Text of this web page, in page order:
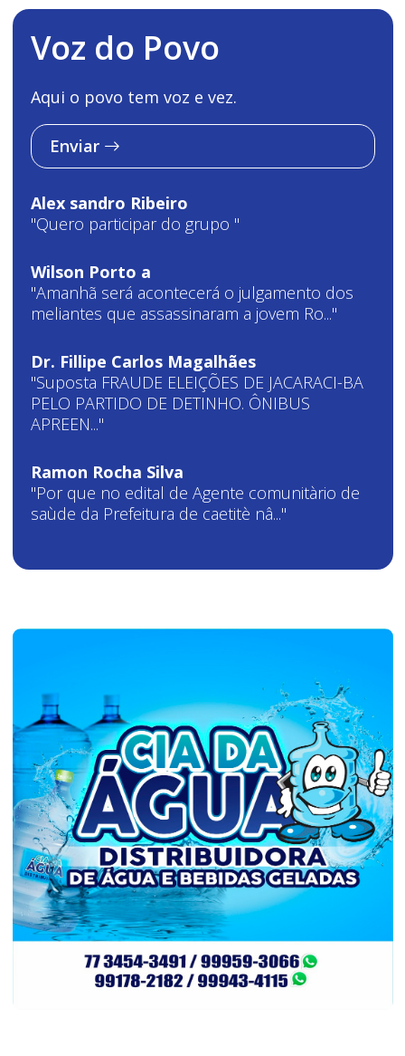
Voz do Povo
Aqui o povo tem voz e vez.
Enviar
Alex sandro Ribeiro
"Quero participar do grupo "
Wilson Porto a
"Amanhã será acontecerá o julgamento dos
meliantes que assassinaram a jovem Ro..."
Dr. Fillipe Carlos Magalhães
"Suposta FRAUDE ELEIÇÕES DE JACARACI-BA
PELO PARTIDO DE DETINHO. ÔNIBUS
APREEN..."
Ramon Rocha Silva
"Por que no edital de Agente comunitàrio de
saùde da Prefeitura de caetitè nâ..."